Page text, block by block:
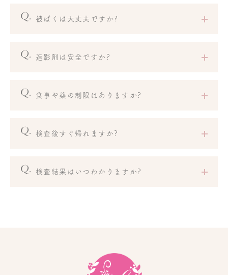
被ばくは大丈夫ですか?
造影剤は安全ですか?
食事や薬の制限はありますか?
検査後すぐ帰れますか?
検査結果はいつわかりますか?